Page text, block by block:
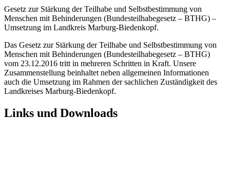
Gesetz zur Stärkung der Teilhabe und Selbstbestimmung von
Menschen mit Behinderungen (Bundesteilhabegesetz – BTHG) –
Umsetzung im Landkreis Marburg-Biedenkopf.
Das Gesetz zur Stärkung der Teilhabe und Selbstbestimmung von
Menschen mit Behinderungen (Bundesteilhabegesetz – BTHG)
vom 23.12.2016 tritt in mehreren Schritten in Kraft. Unsere
Zusammenstellung beinhaltet neben allgemeinen Informationen
auch die Umsetzung im Rahmen der sachlichen Zuständigkeit des
Landkreises Marburg-Biedenkopf.
Links und Downloads